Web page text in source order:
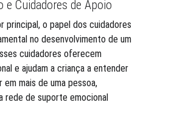
e Cuidadores de Apoio
principal, o papel dos cuidadores
no desenvolvimento de um
cuidadores oferecem
e ajudam a criança a entender
mais de uma pessoa,
rede de suporte emocional